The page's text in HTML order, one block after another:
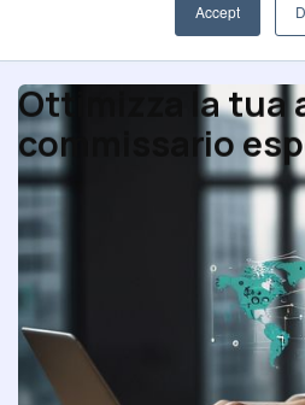
Accept
Ottimizza la tua
commissario